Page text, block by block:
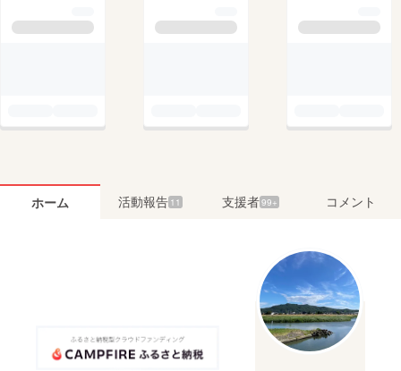
ホーム 活動報告 11 支援者99+ コメント